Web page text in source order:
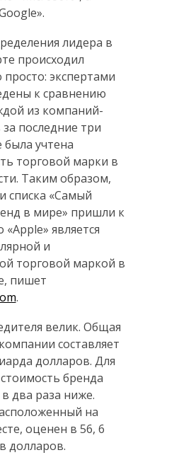
лидера в
происходил
просто: экспертами
к сравнению
из компаний-
последние три
была учтена
торговой марки в
Таким образом,
списка «Самый
в мире» пришли к
является
и
торговой маркой в
пишет
.
велик. Общая
составляет
долларов. Для
бренда
два раза ниже.
на
оценен в 56, 6
долларов.